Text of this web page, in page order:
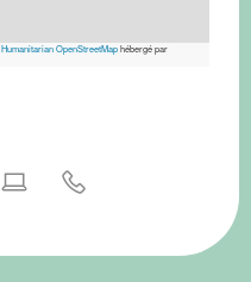
Humanitarian OpenStreetMaphébergé par